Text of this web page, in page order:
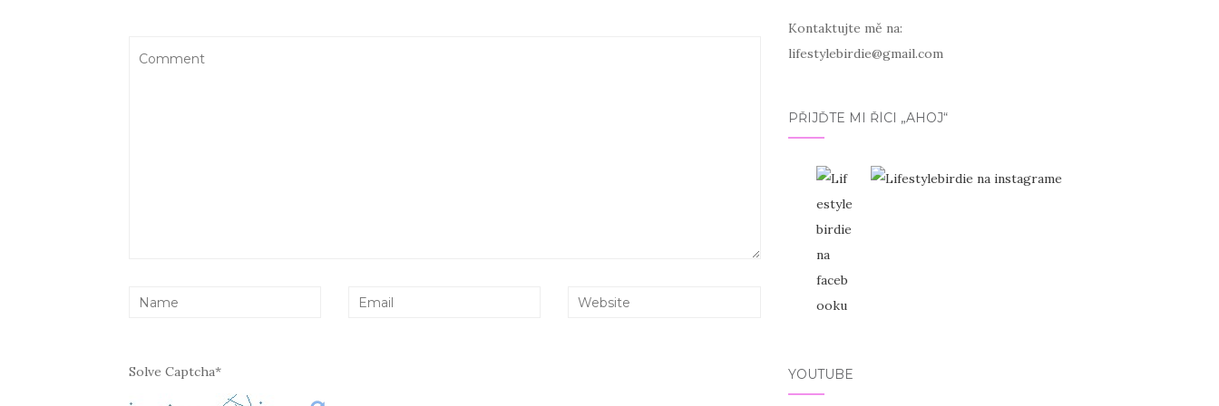
Solve Captcha*
Kontaktujte mě na:
lifestylebirdie@gmail.com
PŘIJĎTE MI ŘÍCI „AHOJ“
YOUTUBE